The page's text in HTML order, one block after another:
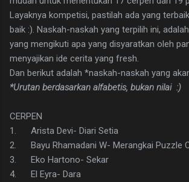
Layaknya kompetisi, pastilah ada yang
baik :). Naskah-naskah yang terpilih ini,
yang mengikuti apa yang disyaratkan oleh
menyajikan ide cerita yang fresh.
Dan berikut adalah *naskah-naskah yang
*Urutan berdasarkan alfabetis, bukan nilai :)
CERPEN
1. Arista Devi- Diari Setia
2. Bayu Rhamadani W- Merangkai Puzzle
3. Eko Hartono- Sekar
4. El Eyra- Dara